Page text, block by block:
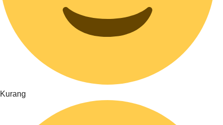
Kurang